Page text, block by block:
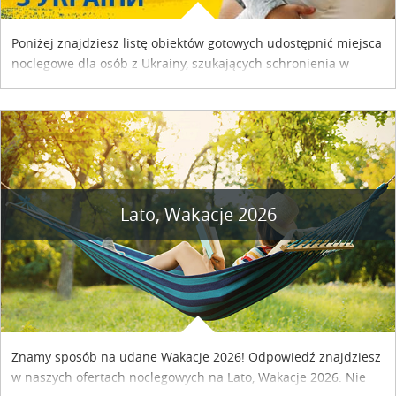
Poniżej znajdziesz listę obiektów gotowych udostępnić miejsca
noclegowe dla osób z Ukrainy, szukających schronienia w
Lato, Wakacje 2026
Znamy sposób na udane Wakacje 2026! Odpowiedź znajdziesz
w naszych ofertach noclegowych na Lato, Wakacje 2026. Nie